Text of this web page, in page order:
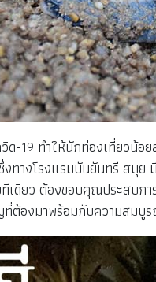
ด-19 ทำให้นักท่องเที่ยวน้
ทางโรงแรมบันยันทรี สมุย
ทีเดียว ต้องขอบคุณประสบ
ต้องมาพร้อมกับความสมบู